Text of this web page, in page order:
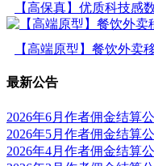
【高保真】优质科技感
【高端原型】餐饮外卖
最新公告
2026年6月作者佣金结算
2026年5月作者佣金结算
2026年4月作者佣金结算